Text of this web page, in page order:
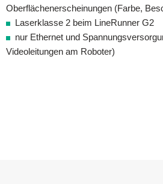
Oberflächenerscheinungen (Farbe,
Laserklasse 2 beim LineRunner G2
nur Ethernet und
Videoleitungen am Roboter)